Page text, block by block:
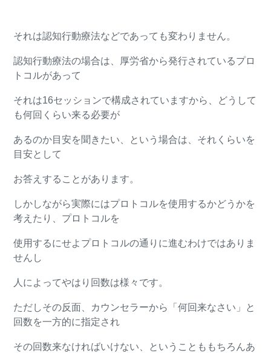
それは認知行動療法などであっても変わりません。
認知行動療法の場合は、厚労省から発行されているプロ
トコルがあって
それは16セッションで構成されていますから、どうして
も何回くらい来る必要が
あるのか目安を聞きたい、という場合は、それくらいを
目安として
お答えすることがあります。
しかしながら実際にはプロトコルを使用するかどうかを
考えたり、プロトコルを
使用するにせよプロトコルの通りに進むわけではありま
せんし
人によってやはり回数は様々です。
ただしその反面、カウンセラーから「何回来なさい」と
回数を一方的に指定され
その回数来なければいけない、ということももちろんあ